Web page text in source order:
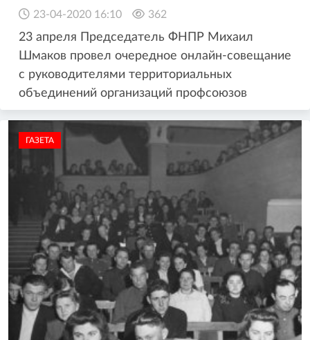
23-04-2020 16:10 362
23 апреля Председатель ФНПР Михаил
Шмаков провел очередное онлайн-совещание
с руководителями территориальных
объединений организаций профсоюзов
ГАЗЕТА